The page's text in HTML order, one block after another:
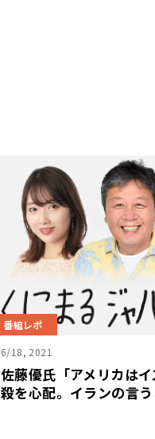
番組レポ
6/18, 2021
佐藤優氏「アメリカは
殺を心配。イランの言